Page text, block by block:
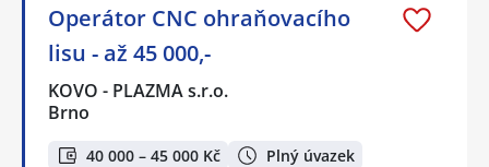
Operátor CNC ohraňovacího
lisu - až 45 000,-
KOVO - PLAZMA s.r.o.
Brno
40 000 – 45 000 Kč Plný úvazek